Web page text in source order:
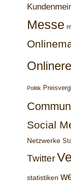
Messe
Politik
Social
Netzwerke
Twitter
statistiken